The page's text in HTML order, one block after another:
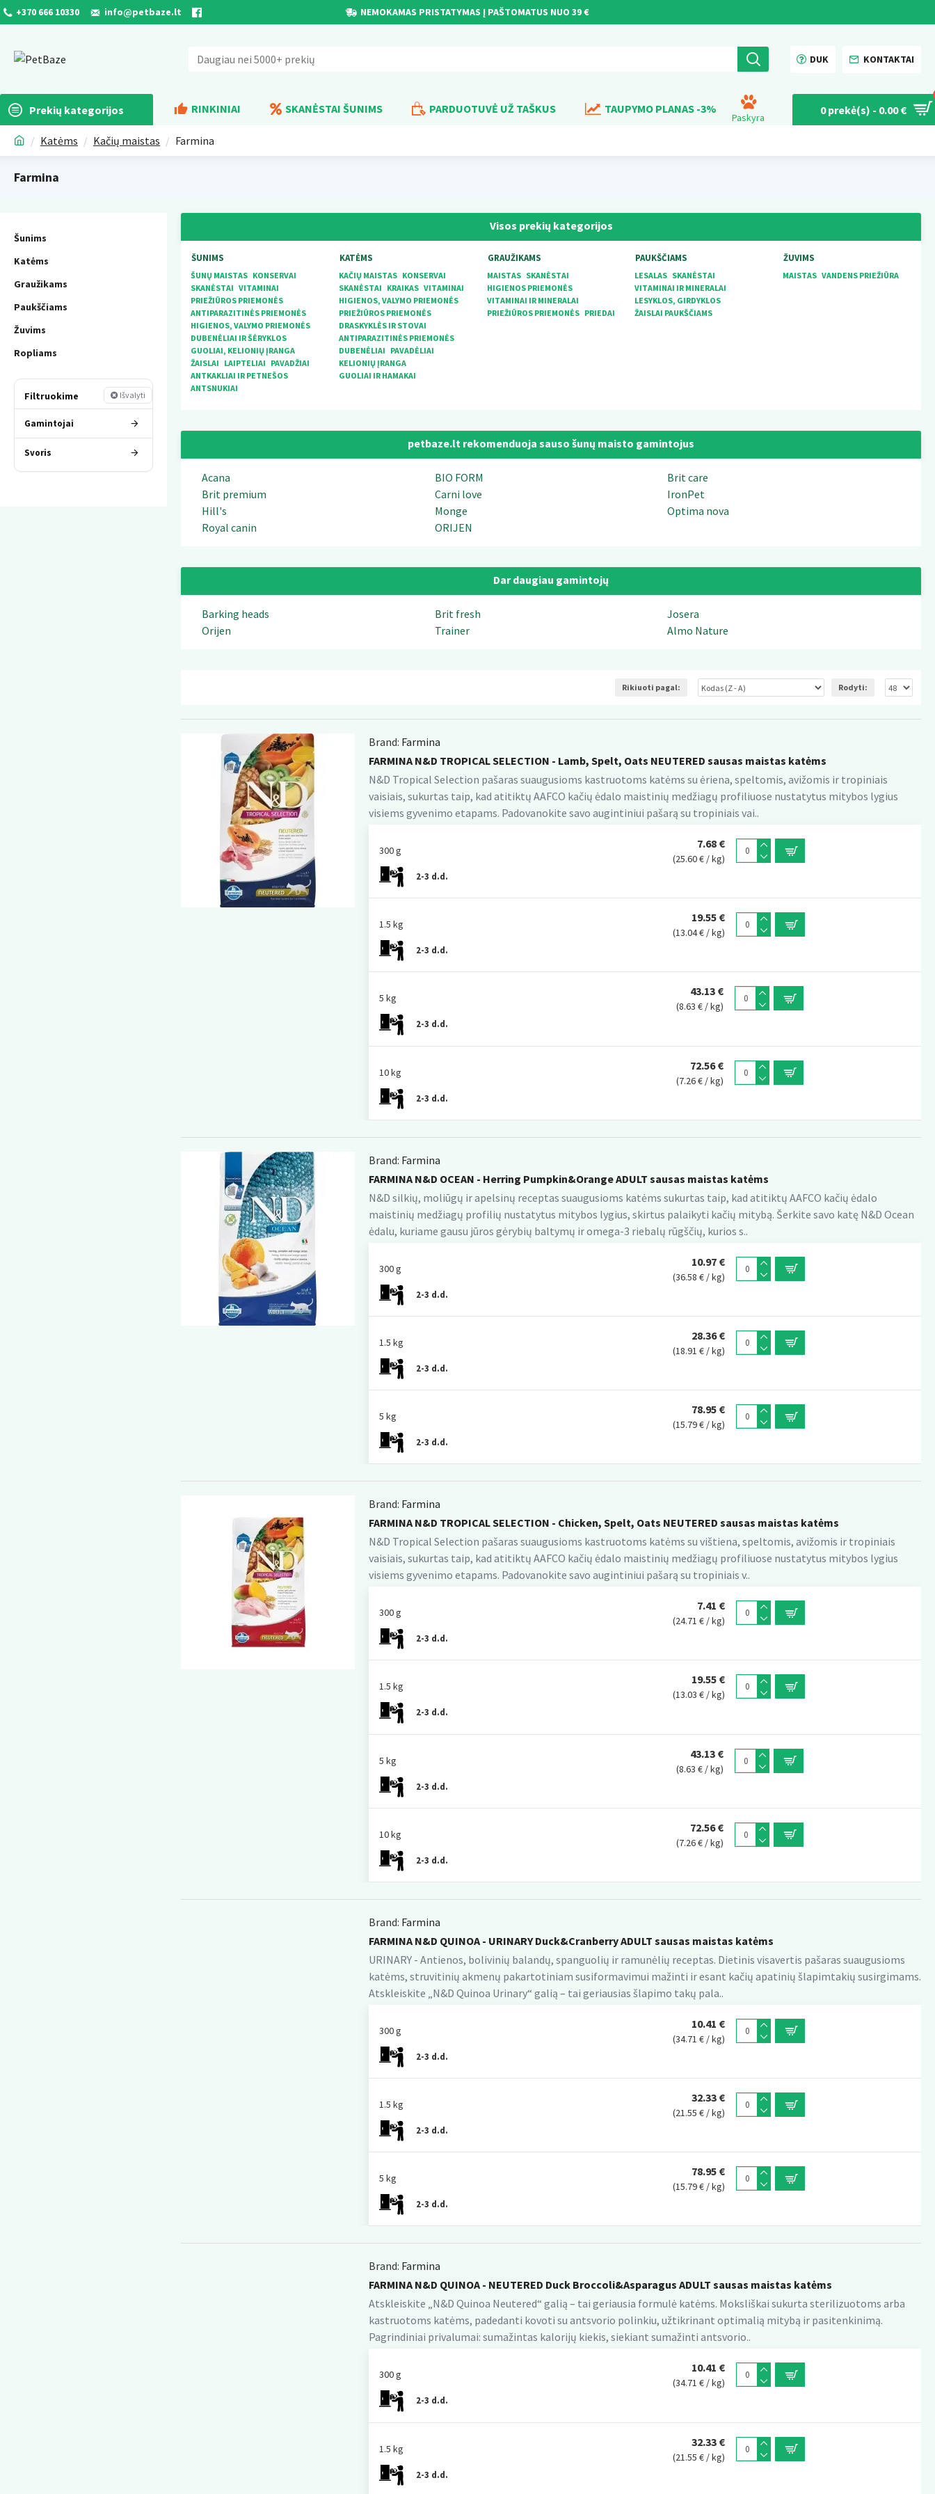
+370 666 10330 info@petbaze.lt NEMOKAMAS PRISTATYMAS Į PAŠTOMATUS NUO 39 €
DUK KONTAKTAI
Prekių kategorijos RINKINIAI SKANĖSTAI ŠUNIMS PARDUOTUVĖ UŽ TAŠKUS TAUPYMO PLANAS -3%
Paskyra
0 prekė(s) - 0.00 €
Katėms Kačių maistas Farmina
Farmina
Šunims
Katėms
Graužikams
Paukščiams
Žuvims
Ropliams
Filtruokime Išvalyti
Gamintojai
Svoris
Visos prekių kategorijos
ŠUNIMS
ŠUNŲ MAISTAS KONSERVAI
SKANĖSTAI VITAMINAI
PRIEŽIŪROS PRIEMONĖS
ANTIPARAZITINĖS PRIEMONĖS
HIGIENOS, VALYMO PRIEMONĖS
DUBENĖLIAI IR ŠĖRYKLOS
GUOLIAI, KELIONIŲ ĮRANGA
ŽAISLAI LAIPTELIAI PAVADŽIAI
ANTKAKLIAI IR PETNEŠOS
ANTSNUKIAI
KATĖMS
KAČIŲ MAISTAS KONSERVAI
SKANĖSTAI KRAIKAS VITAMINAI
HIGIENOS, VALYMO PRIEMONĖS
PRIEŽIŪROS PRIEMONĖS
DRASKYKLĖS IR STOVAI
ANTIPARAZITINĖS PRIEMONĖS
DUBENĖLIAI PAVADĖLIAI
KELIONIŲ ĮRANGA
GUOLIAI IR HAMAKAI
GRAUŽIKAMS
MAISTAS SKANĖSTAI
HIGIENOS PRIEMONĖS
VITAMINAI IR MINERALAI
PRIEŽIŪROS PRIEMONĖS PRIEDAI
PAUKŠČIAMS
LESALAS SKANĖSTAI
VITAMINAI IR MINERALAI
LESYKLOS, GIRDYKLOS
ŽAISLAI PAUKŠČIAMS
ŽUVIMS
MAISTAS VANDENS PRIEŽIŪRA
petbaze.lt rekomenduoja sauso šunų maisto gamintojus
Acana BIO FORM
Brit care
Brit premium
Carni love
IronPet
Hill's
Monge
Optima nova
Royal canin
ORIJEN
Dar daugiau gamintojų
Barking heads Brit fresh
Josera
Orijen
Trainer Almo Nature
Rikiuoti pagal: Rodyti:
Brand: Farmina
FARMINA N&D TROPICAL SELECTION - Lamb, Spelt, Oats NEUTERED sausas maistas katėms
N&D Tropical Selection pašaras suaugusioms kastruotoms katėms su ėriena, speltomis, avižomis ir tropiniais
vaisiais, sukurtas taip, kad atitiktų AAFCO kačių ėdalo maistinių medžiagų profiliuose nustatytus mitybos lygius
visiems gyvenimo etapams. Padovanokite savo augintiniui pašarą su tropiniais vai..
300 g
2-3 d.d.
7.68 €
(25.60 € / kg)
1.5 kg
2-3 d.d.
19.55 €
(13.04 € / kg)
5 kg
2-3 d.d.
43.13 €
(8.63 € / kg)
10 kg
2-3 d.d.
72.56 €
(7.26 € / kg)
Brand: Farmina
FARMINA N&D OCEAN - Herring Pumpkin&Orange ADULT sausas maistas katėms
N&D silkių, moliūgų ir apelsinų receptas suaugusioms katėms sukurtas taip, kad atitiktų AAFCO kačių ėdalo
maistinių medžiagų profilių nustatytus mitybos lygius, skirtus palaikyti kačių mitybą. Šerkite savo katę N&D Ocean
ėdalu, kuriame gausu jūros gėrybių baltymų ir omega-3 riebalų rūgščių, kurios s..
300 g
2-3 d.d.
10.97 €
(36.58 € / kg)
1.5 kg
2-3 d.d.
28.36 €
(18.91 € / kg)
5 kg
2-3 d.d.
78.95 €
(15.79 € / kg)
Brand: Farmina
FARMINA N&D TROPICAL SELECTION - Chicken, Spelt, Oats NEUTERED sausas maistas katėms
N&D Tropical Selection pašaras suaugusioms kastruotoms katėms su vištiena, speltomis, avižomis ir tropiniais
vaisiais, sukurtas taip, kad atitiktų AAFCO kačių ėdalo maistinių medžiagų profiliuose nustatytus mitybos lygius
visiems gyvenimo etapams. Padovanokite savo augintiniui pašarą su tropiniais v..
300 g
2-3 d.d.
7.41 €
(24.71 € / kg)
1.5 kg
2-3 d.d.
19.55 €
(13.03 € / kg)
5 kg
2-3 d.d.
43.13 €
(8.63 € / kg)
10 kg
2-3 d.d.
72.56 €
(7.26 € / kg)
Brand: Farmina
FARMINA N&D QUINOA - URINARY Duck&Cranberry ADULT sausas maistas katėms
URINARY - Antienos, bolivinių balandų, spanguolių ir ramunėlių receptas. Dietinis visavertis pašaras suaugusioms
katėms, struvitinių akmenų pakartotiniam susiformavimui mažinti ir esant kačių apatinių šlapimtakių susirgimams.
Atskleiskite „N&D Quinoa Urinary“ galią – tai geriausias šlapimo takų pala..
300 g
2-3 d.d.
10.41 €
(34.71 € / kg)
1.5 kg
2-3 d.d.
32.33 €
(21.55 € / kg)
5 kg
2-3 d.d.
78.95 €
(15.79 € / kg)
Brand: Farmina
FARMINA N&D QUINOA - NEUTERED Duck Broccoli&Asparagus ADULT sausas maistas katėms
Atskleiskite „N&D Quinoa Neutered“ galią – tai geriausia formulė katėms. Moksliškai sukurta sterilizuotoms arba
kastruotoms katėms, padedanti kovoti su antsvorio polinkiu, užtikrinant optimalią mitybą ir pasitenkinimą.
Pagrindiniai privalumai: sumažintas kalorijų kiekis, siekiant sumažinti antsvorio..
300 g
2-3 d.d.
10.41 €
(34.71 € / kg)
1.5 kg
2-3 d.d.
32.33 €
(21.55 € / kg)